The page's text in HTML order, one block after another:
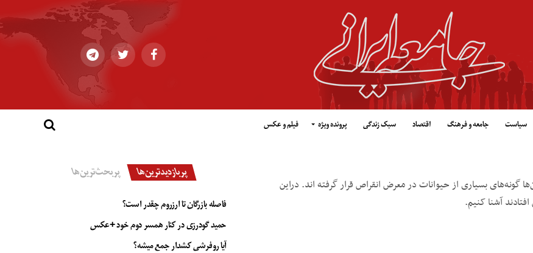
سیاست جامعه و فرهنگ اقتصاد سبک زندگی پرونده ویژه فیلم و عکس
گونه‌های بسیاری از حیوانات در معرض انقراص قرار گرفته اند. دراین
آشنا کنیم.
پربازدیدترین‌ها پربحث‌ترین‌ها
فاصله بازرگان تا ارزروم چقدر است؟
حمید گودرزی در کنار همسر دوم خود +عکس
آیا روفرشی کشدار جمع میشه؟